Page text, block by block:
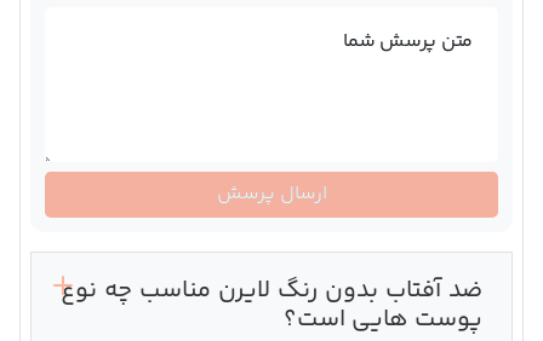
ضد آفتاب بدون رنگ لایرن مناسب چه نوع
پوست هایی است؟
متن پرسش شما
ارسال پرسش